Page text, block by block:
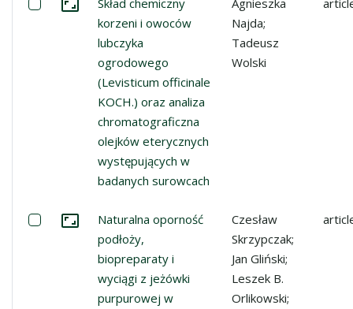
Select: Skład chemiczny korzeni i owoców lubczyka
Go to the collection
Skład chemiczny
korzeni i owoców
lubczyka
ogrodowego
(Levisticum officinale
KOCH.) oraz analiza
chromatograficzna
olejków eterycznych
występujących w
badanych surowcach
Agnieszka
Najda;
Tadeusz
Wolski
Select: Naturalna oporność podłoży, biopreparaty i
Go to the collection
Naturalna oporność
podłoży,
biopreparaty i
wyciągi z jeżówki
purpurowej w
Czesław
Skrzypczak;
Jan Gliński;
Leszek B.
Orlikowski;